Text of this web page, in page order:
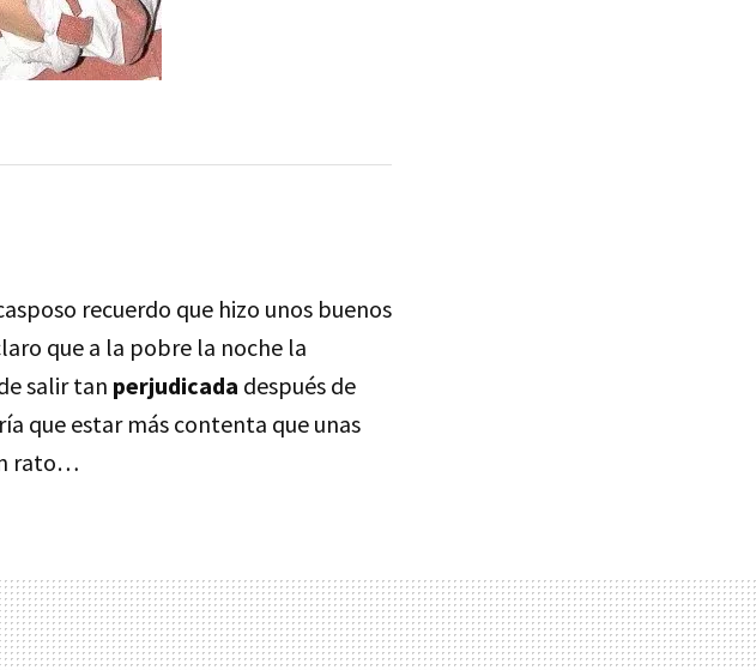
recuerdo que hizo unos buenos
que a la pobre la noche la
salir tan perjudicada después de
que estar más contenta que unas
rato…